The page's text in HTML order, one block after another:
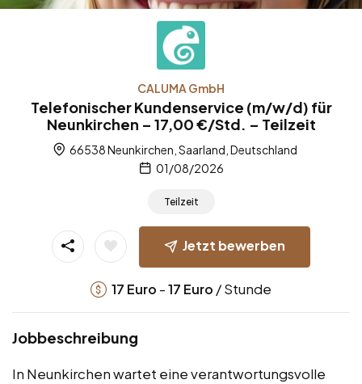
CALUMA GmbH
Telefonischer Kundenservice (m/w/d) für
Neunkirchen – 17,00 €/Std. – Teilzeit
66538 Neunkirchen, Saarland, Deutschland
01/08/2026
Teilzeit
Jetzt bewerben
17 Euro -17 Euro / Stunde
Jobbeschreibung
In Neunkirchen wartet eine verantwortungsvolle